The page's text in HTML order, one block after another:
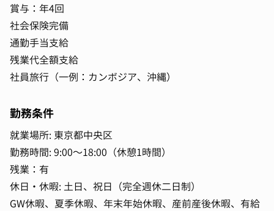
賞与：年4回
社会保険完備
通勤手当支給
残業代全額支給
社員旅行（一例：カンボジア、沖縄）
勤務条件
就業場所: 東京都中央区
勤務時間: 9:00〜18:00（休憩1時間）
残業：有
休日・休暇: 土日、祝日（完全週休二日制）
GW休暇、夏季休暇、年末年始休暇、産前産後休暇、有給